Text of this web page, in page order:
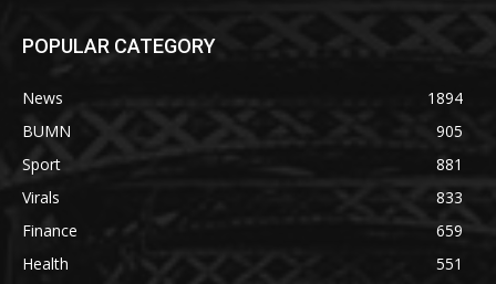
POPULAR CATEGORY
News
1894
BUMN
905
Sport
881
Virals
833
Finance
659
Health
551